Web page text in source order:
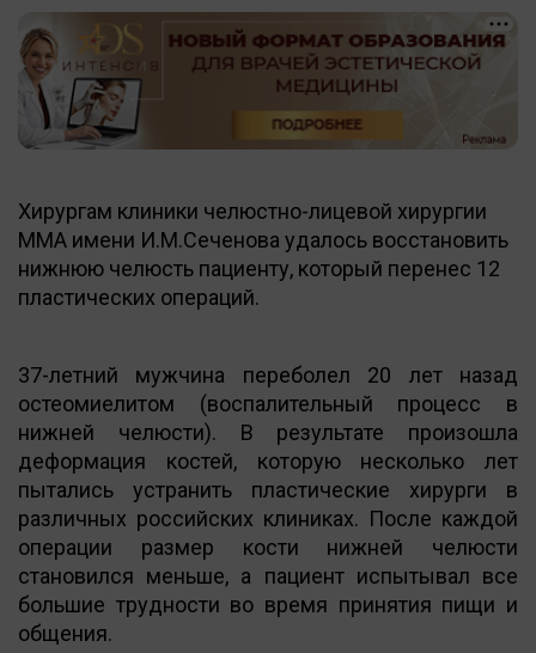
Хирургам клиники челюстно-лицевой хирургии
ММА имени И.М.Сеченова удалось восстановить
нижнюю челюсть пациенту, который перенес 12
пластических операций.
37-летний мужчина переболел 20 лет назад
остеомиелитом (воспалительный процесс в
нижней челюсти). В результате произошла
деформация костей, которую несколько лет
пытались устранить пластические хирурги в
различных российских клиниках. После каждой
операции размер кости нижней челюсти
становился меньше, а пациент испытывал все
большие трудности во время принятия пищи и
общения.